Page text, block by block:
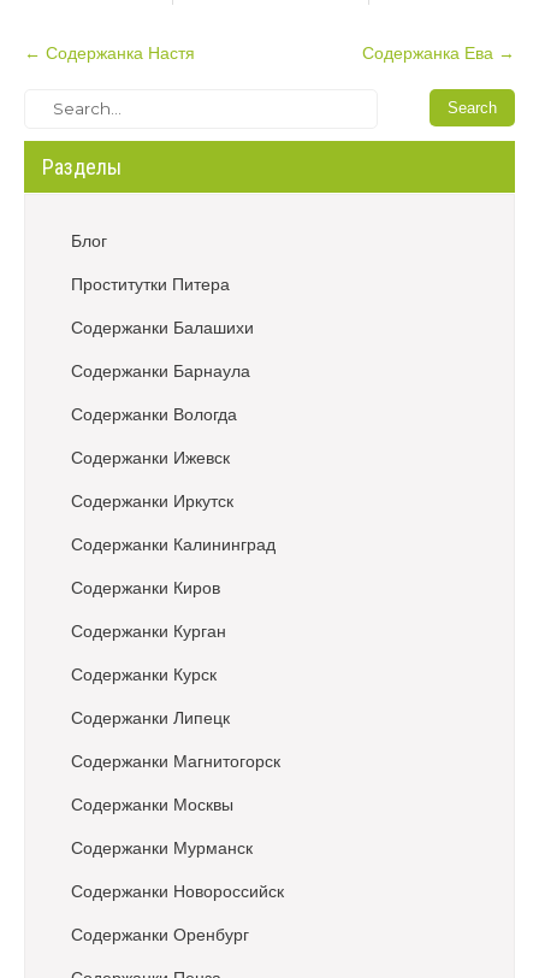
P
t
← Содержанка Настя Содержанка Ева →
Разделы
Блог
Проститутки Питера
Содержанки Балашихи
Содержанки Барнаула
Содержанки Вологда
Содержанки Ижевск
Содержанки Иркутск
Содержанки Калининград
Содержанки Киров
Содержанки Курган
Содержанки Курск
Содержанки Липецк
Содержанки Магнитогорск
Содержанки Москвы
Содержанки Мурманск
Содержанки Новороссийск
Содержанки Оренбург